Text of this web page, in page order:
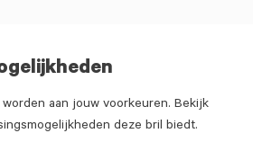
aan jouw voorkeuren. Bekijk
deze bril biedt.